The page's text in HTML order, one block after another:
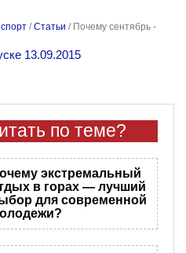
/Статьи / Почему сентябрь -
13.09.2015
по теме?
экстремальный
в горах — лучший
для современной